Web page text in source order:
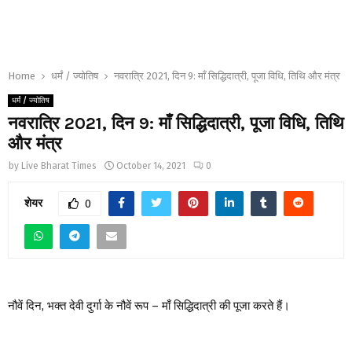
Home धर्मं / ज्योतिष नवरात्रि 2021, दिन 9: माँ सिद्धिदात्री, पूजा विधि, तिथि और मंत्र
धर्मं / ज्योतिष
नवरात्रि 2021, दिन 9: माँ सिद्धिदात्री, पूजा विधि, तिथि
और मंत्र
by Live Bharat Times October 14, 2021 0
शेयर 0
नौवें दिन, भक्त देवी दुर्गा के नौवें रूप – माँ सिद्धिदात्री की पूजा करते हैं।